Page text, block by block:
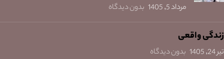
مرداد 5, 1405 بدون دیدگاه
زندگی واقعی
تیر 24, 1405 بدون دیدگاه